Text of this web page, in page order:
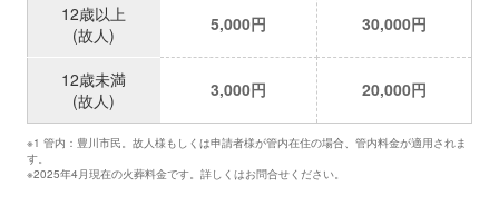
12歳以上
(故人)
5,000円 30,000円
12歳未満
(故人)
3,000円 20,000円
※1 管内：豊川市民。故人様もしくは申請者様が管内在住の場合、管内料金が適用されま
す。
※2025年4月現在の火葬料金です。詳しくはお問合せください。